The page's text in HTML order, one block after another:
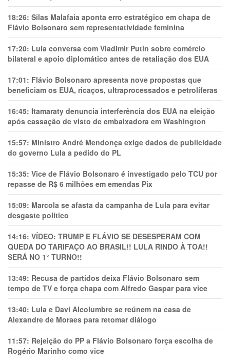
18:26: Silas Malafaia aponta erro estratégico em chapa de
Flávio Bolsonaro sem representatividade feminina
17:20: Lula conversa com Vladimir Putin sobre comércio
bilateral e apoio diplomático antes de retaliação dos EUA
17:01: Flávio Bolsonaro apresenta nove propostas que
beneficiam os EUA, ricaços, ultraprocessados e petrolíferas
16:45: Itamaraty denuncia interferência dos EUA na eleição
após cassação de visto de embaixadora em Washington
15:57: Ministro André Mendonça exige dados de publicidade
do governo Lula a pedido do PL
15:35: Vice de Flávio Bolsonaro é investigado pelo TCU por
repasse de R$ 6 milhões em emendas Pix
15:09: Marcola se afasta da campanha de Lula para evitar
desgaste político
14:16: VÍDEO: TRUMP E FLÁVIO SE DESESPERAM COM
QUEDA DO TARIFAÇO AO BRASIL!! LULA RINDO À TOA!!
SERÁ NO 1° TURNO!!
13:49: Recusa de partidos deixa Flávio Bolsonaro sem
tempo de TV e força chapa com Alfredo Gaspar para vice
13:40: Lula e Davi Alcolumbre se reúnem na casa de
Alexandre de Moraes para retomar diálogo
11:57: Rejeição do PP a Flávio Bolsonaro força escolha de
Rogério Marinho como vice